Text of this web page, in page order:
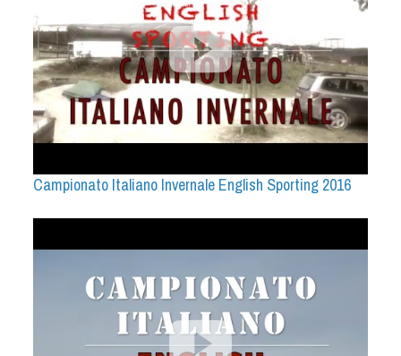
Campionato Italiano Invernale English Sporting 2016